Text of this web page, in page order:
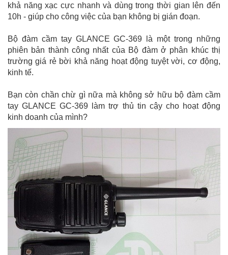
khả năng xạc cực nhanh và dùng trong thời gian lên đến
10h - giúp cho công việc của bạn không bị gián đoạn.
Bộ đàm cầm tay GLANCE GC-369 là một trong những
phiên bản thành công nhất của Bộ đàm ở phân khúc thị
trường giá rẻ bời khả năng hoạt động tuyệt vời, cơ động,
kinh tế.
Bạn còn chần chừ gì nữa mà không sở hữu bộ đàm cầm
tay GLANCE GC-369 làm trợ thủ tin cậy cho hoạt động
kinh doanh của mình?